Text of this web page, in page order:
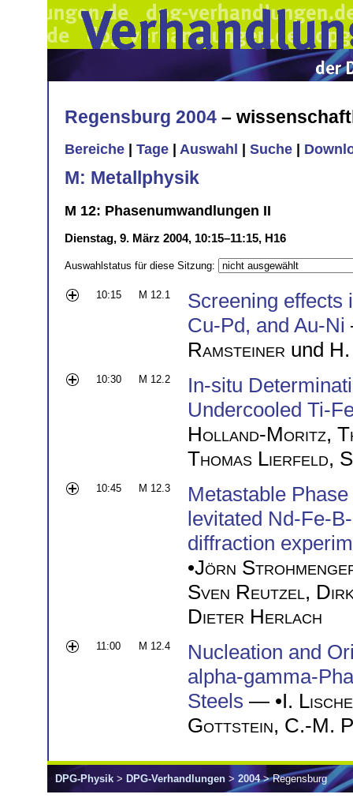
Regensburg 2004 –
Bereiche Tage Auswahl Suche
M: Metallphysik
M 12: Phasenumwandlungen II
Dienstag, 9. März 2004, 10:15–11:15, H16
Auswahlstatus für diese Sitzung:
10:15 M 12.1
Screening effects
Cu-Pd, and Au-Ni
Ramsteiner und
10:30 M 12.2
In-situ
Undercooled Ti-
Holland-Moritz,
Thomas Lierfeld,
10:45 M 12.3
Metastable
levitated Nd-Fe-
diffraction
•Jörn
Sven Reutzel,
Dieter Herlach
11:00 M 12.4
Nucleation and
alpha-gamma-
Steels — •I.
Gottstein, C.-M.
DPG-Physik > DPG-Verhandlungen > 2004> Regensburg